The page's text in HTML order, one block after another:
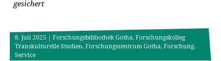
gesichert
8. Juli 2025 | Forschungsbibliothek Gotha, Forschungskolleg
Transkulturelle Studien, Forschungszentrum Gotha, Forschung,
Service